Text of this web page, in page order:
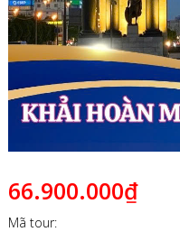
66.900.000₫
Mã tour: